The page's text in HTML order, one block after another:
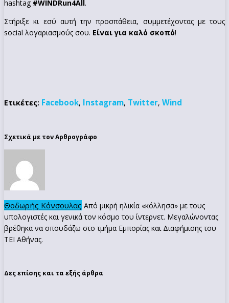
hashtag #WINDRun4All .
Στήριξε κι εσύ αυτή την προσπάθεια, συμμετέχοντας με τους
social λογαριασμούς σου. Είναι για καλό σκοπό!
Ετικέτες: Facebook, Instagram, Twitter, Wind
Σχετικά με τον Αρθρογράφο
Θοδωρής Κόνσουλας Από μικρή ηλικία «κόλλησα» με τους
υπολογιστές και γενικά τον κόσμο του ίντερνετ. Μεγαλώνοντας
βρέθηκα να σπουδάζω στο τμήμα Εμπορίας και Διαφήμισης του
ΤΕΙ Αθήνας.
Δες επίσης και τα εξής άρθρα